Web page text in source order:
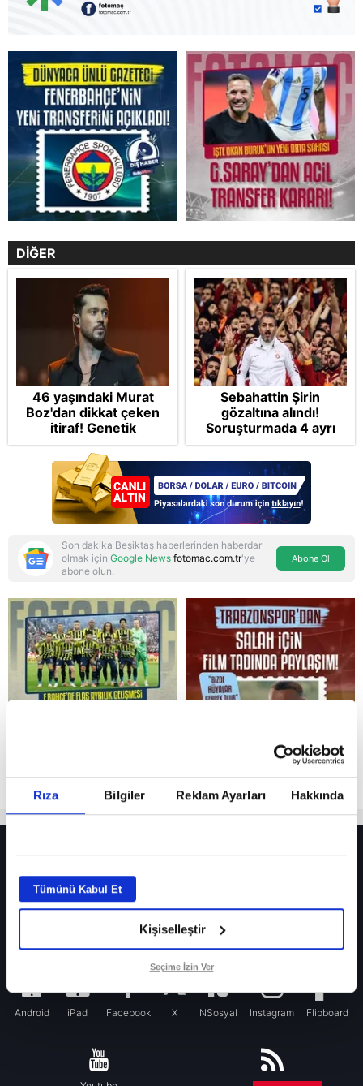
Rıza Bilgiler Reklam Ayarları Hakkında
Tümünü Kabul Et
Kişiselleştir
Seçime İzin Ver
Reddet
DİĞER
46 yaşındaki Murat
Boz'dan dikkat çeken
itiraf! Genetik
korkusunu açıkladı
Sebahattin Şirin
gözaltına alındı!
Soruşturmada 4 ayrı
suçlama var
Son dakika Beşiktaş haberlerinden haberdar
olmak için Google News fotomac.com.tr'ye
abone olun.
Abone Ol
Fenerbahçe’de sürpriz ayrılık ihtimali! Devre arasında gelmişti
Fenerbahçe’nin yeni transferi Mason Greenwood için olay sözler!
Galatasaray’da rota yeniden Thiago Almada!
Android iPad Facebook X NSosyal Instagram Flipboard